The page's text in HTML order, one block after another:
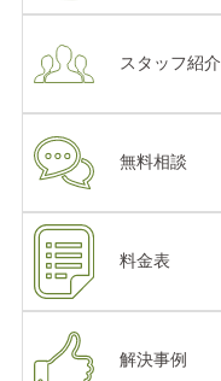
スタッフ紹介
無料相談
料金表
解決事例